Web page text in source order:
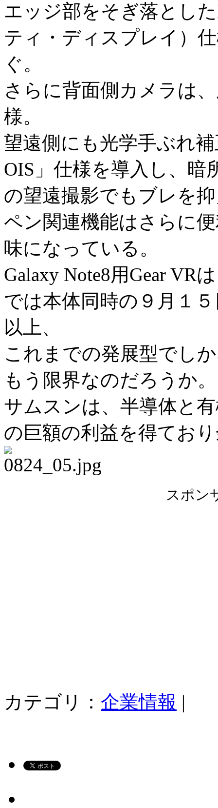
エッジ部をそぎ落とし
ティ・ディスプレイ）
ぐ。
さらに背面側カメラは
様。
望遠側にも光学手ぶれ
OIS」仕様を導入し、
の望遠撮影でもブレを
ペン関連機能はさらに
味になっている。
Galaxy Note8用Gear VR
では本体同時の９月１
以上、
これまでの発展型でし
もう限界なのだろうか。
サムスンは、半導体と
の巨額の利益を得てお
スポン
カテゴリ： 企業情報 |